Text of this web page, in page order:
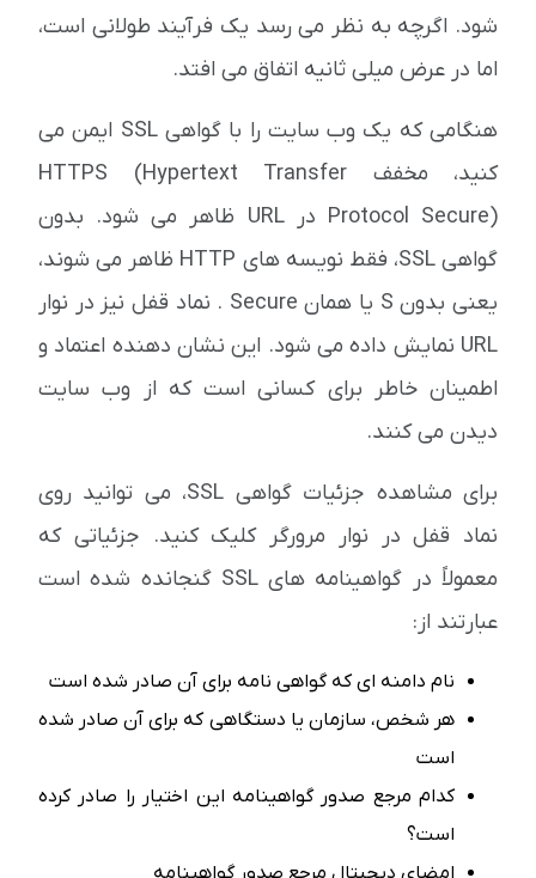
شود. اگرچه به نظر می رسد یک فرآیند طولانی است،
اما در عرض میلی ثانیه اتفاق می افتد.
هنگامی که یک وب سایت را با گواهی SSL ایمن می
کنید، مخفف HTTPS (Hypertext Transfer
Protocol Secure) در URL ظاهر می شود. بدون
گواهی SSL، فقط نویسه های HTTP ظاهر می شوند،
یعنی بدون S یا همان Secure . نماد قفل نیز در نوار
URL نمایش داده می شود. این نشان دهنده اعتماد و
اطمینان خاطر برای کسانی است که از وب سایت
دیدن می کنند.
برای مشاهده جزئیات گواهی SSL، می توانید روی
نماد قفل در نوار مرورگر کلیک کنید. جزئیاتی که
معمولاً در گواهینامه های SSL گنجانده شده است
عبارتند از:
نام دامنه ای که گواهی نامه برای آن صادر شده است
هر شخص، سازمان یا دستگاهی که برای آن صادر شده
است
کدام مرجع صدور گواهینامه این اختیار را صادر کرده
است؟